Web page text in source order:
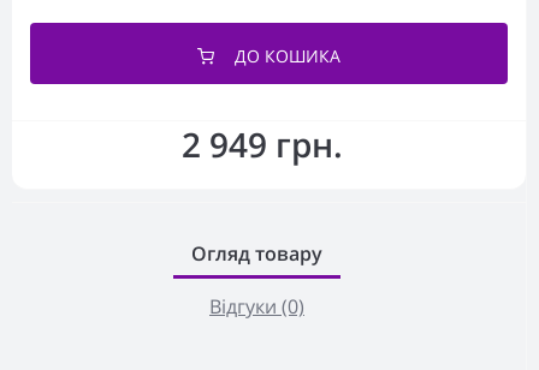
2 949 грн.
ДО КОШИКА
Огляд товару
Відгуки (0)